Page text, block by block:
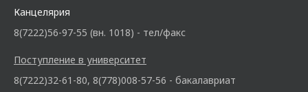
Канцелярия
8(7222)56-97-55 (вн. 1018) - тел/факс
Поступление в университет
8(7222)32-61-80, 8(778)008-57-56 - бакалавриат